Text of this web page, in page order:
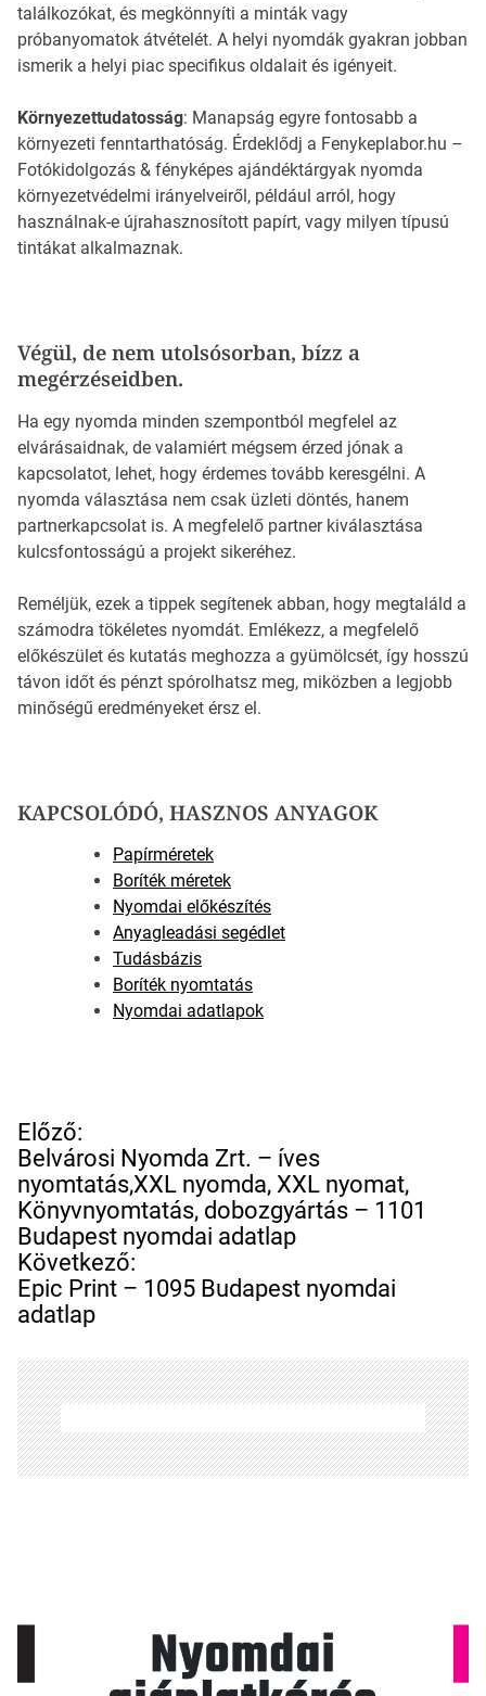
találkozókat, és megkönnyíti a minták vagy
próbanyomatok átvételét. A helyi nyomdák gyakran jobban
ismerik a helyi piac specifikus oldalait és igényeit.
Környezettudatosság: Manapság egyre fontosabb a
környezeti fenntarthatóság. Érdeklődj a Fenykeplabor.hu –
Fotókidolgozás & fényképes ajándéktárgyak nyomda
környezetvédelmi irányelveiről, például arról, hogy
használnak-e újrahasznosított papírt, vagy milyen típusú
tintákat alkalmaznak.
Végül, de nem utolsósorban, bízz a
megérzéseidben.
Ha egy nyomda minden szempontból megfelel az
elvárásaidnak, de valamiért mégsem érzed jónak a
kapcsolatot, lehet, hogy érdemes tovább keresgélni. A
nyomda választása nem csak üzleti döntés, hanem
partnerkapcsolat is. A megfelelő partner kiválasztása
kulcsfontosságú a projekt sikeréhez.
Reméljük, ezek a tippek segítenek abban, hogy megtaláld a
számodra tökéletes nyomdát. Emlékezz, a megfelelő
előkészület és kutatás meghozza a gyümölcsét, így hosszú
távon időt és pénzt spórolhatsz meg, miközben a legjobb
minőségű eredményeket érsz el.
KAPCSOLÓDÓ, HASZNOS ANYAGOK
Papírméretek
Boríték méretek
Nyomdai előkészítés
Anyagleadási segédlet
Tudásbázis
Boríték nyomtatás
Nyomdai adatlapok
B
e
j
e
g
y
z
é
s
n
a
v
i
g
Előző:
Belvárosi Nyomda Zrt. – íves
nyomtatás,XXL nyomda, XXL nyomat,
Könyvnyomtatás, dobozgyártás – 1101
Budapest nyomdai adatlap
Következő:
Epic Print – 1095 Budapest nyomdai
adatlap